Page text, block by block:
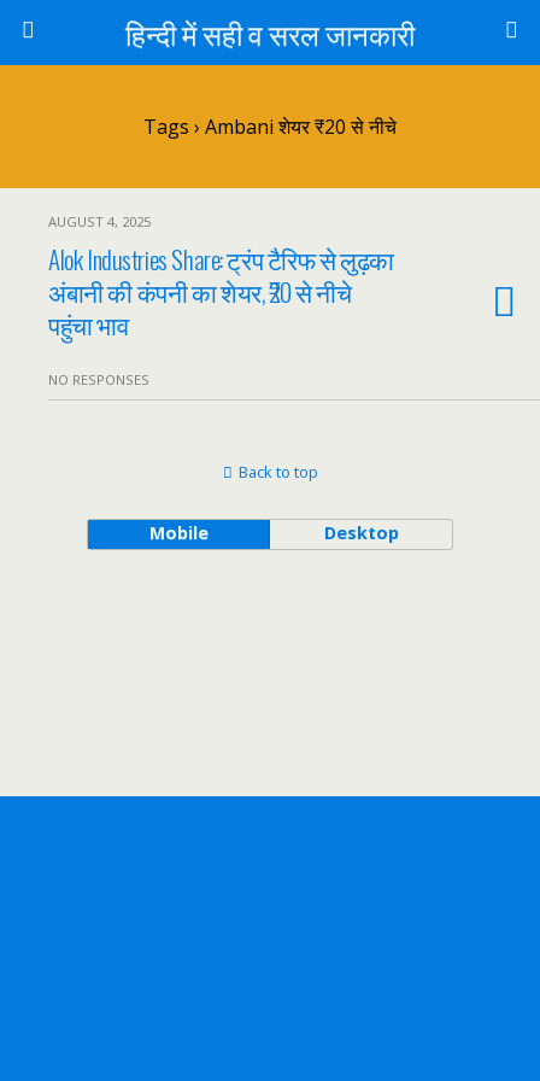
हिन्दी में सही व सरल जानकारी
Tags › Ambani शेयर ₹20 से नीचे
AUGUST 4, 2025
Alok Industries Share: ट्रंप टैरिफ से लुढ़का
अंबानी की कंपनी का शेयर, ₹20 से नीचे
पहुंचा भाव
NO RESPONSES
Back to top
Mobile Desktop